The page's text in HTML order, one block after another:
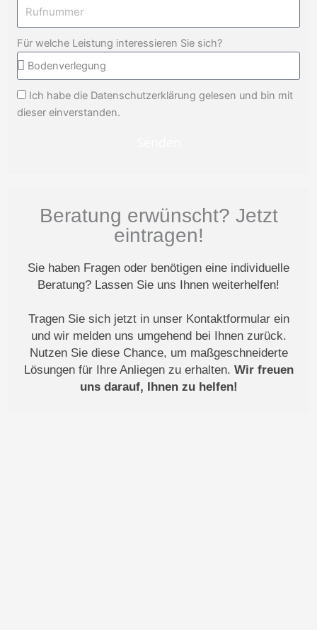
Für welche Leistung interessieren Sie sich?
Ich habe die Datenschutzerklärung gelesen und bin mit
dieser einverstanden.
Beratung erwünscht? Jetzt
eintragen!
Sie haben Fragen oder benötigen eine individuelle
Beratung? Lassen Sie uns Ihnen weiterhelfen!
Tragen Sie sich jetzt in unser Kontaktformular ein
und wir melden uns umgehend bei Ihnen zurück.
Nutzen Sie diese Chance, um maßgeschneiderte
Lösungen für Ihre Anliegen zu erhalten. Wir freuen
uns darauf, Ihnen zu helfen!